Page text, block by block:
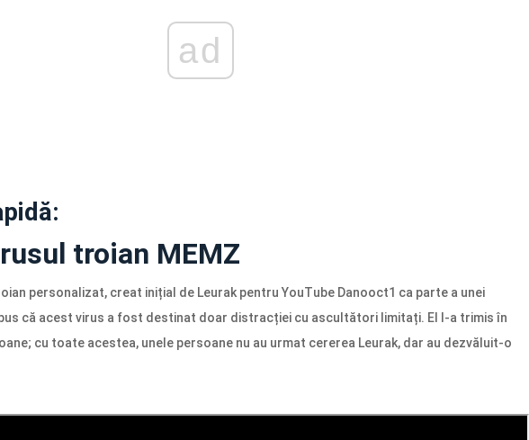
ad
troian MEMZ
personalizat, creat inițial de Leurak pentru YouTube Danooct1 ca parte a unei
că acest virus a fost destinat doar distracției cu ascultători limitați. El l-a trimis în
cu toate acestea, unele persoane nu au urmat cererea Leurak, dar au dezvăluit-o